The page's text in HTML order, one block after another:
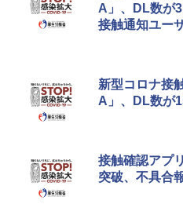
A」、DL数が
接触通知ユー
新型コロナ接
A」、DL数が
接触確認アプ
突破、不具合